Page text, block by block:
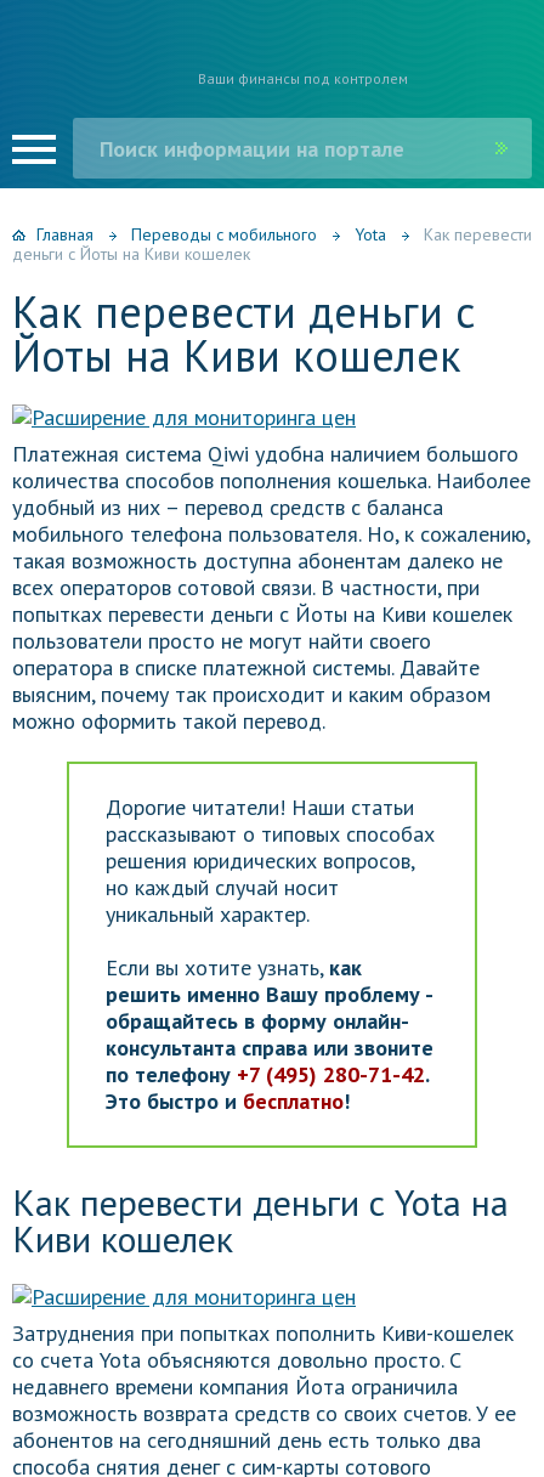
Ваши финансы под контролем
Главная Переводы с мобильного Yota
Как перевести
деньги с Йоты на Киви кошелек
Как перевести деньги с
Йоты на Киви кошелек
Платежная система Qiwi удобна наличием большого
количества способов пополнения кошелька. Наиболее
удобный из них – перевод средств с баланса
мобильного телефона пользователя. Но, к сожалению,
такая возможность доступна абонентам далеко не
всех операторов сотовой связи. В частности, при
попытках перевести деньги с Йоты на Киви кошелек
пользователи просто не могут найти своего
оператора в списке платежной системы. Давайте
выясним, почему так происходит и каким образом
можно оформить такой перевод.
Дорогие читатели! Наши статьи
рассказывают о типовых способах
решения юридических вопросов,
но каждый случай носит
уникальный характер.
Если вы хотите узнать, как
решить именно Вашу проблему -
обращайтесь в форму онлайн-
консультанта справа или звоните
по телефону +7 (495) 280-71-42.
Это быстро и бесплатно!
Как перевести деньги с Yota на
Киви кошелек
Затруднения при попытках пополнить Киви-кошелек
со счета Yota объясняются довольно просто. С
недавнего времени компания Йота ограничила
возможность возврата средств со своих счетов. У ее
абонентов на сегодняшний день есть только два
способа снятия денег с сим-карты сотового